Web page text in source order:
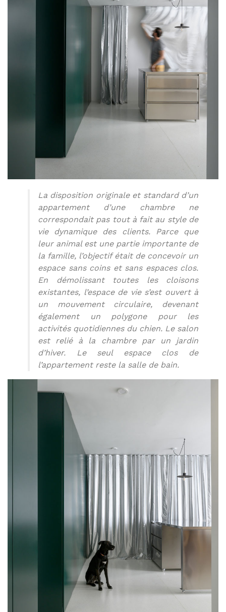
La disposition originale et standard d’un
appartement d’une chambre ne
correspondait pas tout à fait au style de
vie dynamique des clients. Parce que
leur animal est une partie importante de
la famille, l’objectif était de concevoir un
espace sans coins et sans espaces clos.
En démolissant toutes les cloisons
existantes, l’espace de vie s’est ouvert à
un mouvement circulaire, devenant
également un polygone pour les
activités quotidiennes du chien. Le salon
est relié à la chambre par un jardin
d’hiver. Le seul espace clos de
l’appartement reste la salle de bain.